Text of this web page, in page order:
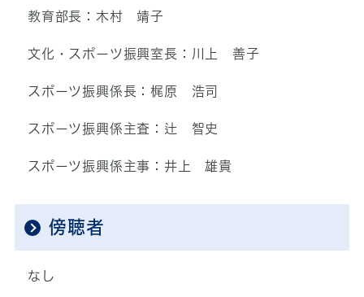
教育部長：木村 靖子
文化・スポーツ振興室長：川上 善子
スポーツ振興係長：梶原 浩司
スポーツ振興係主査：辻 智史
スポーツ振興係主事：井上 雄貴
傍聴者
なし